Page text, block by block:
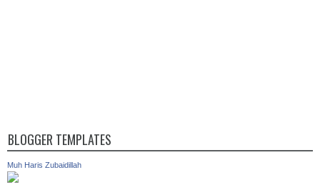
BLOGGER TEMPLATES
Muh Haris Zubaidillah